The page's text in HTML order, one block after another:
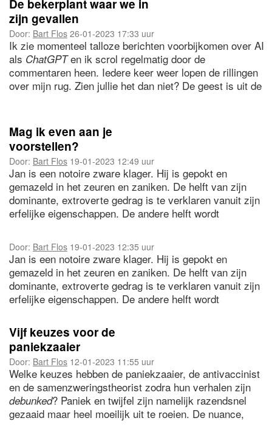
vechten.
De bekerplant waar we in
zijn gevallen
Door: Bart Flos 26-01-2023 17:33 uur
Ik zie momenteel talloze berichten voorbijkomen over AI
als ChatGPTen ik scrol regelmatig door de
commentaren heen. Iedere keer weer lopen de rillingen
over mijn rug. Zien jullie het dan niet? De geest is uit de
initiële gevoelens en gedachten.
Mag ik even aan je
voorstellen?
Door: Bart Flos 19-01-2023 12:49 uur
Jan is een notoire zware klager. Hij is gepokt en
gemazeld in het zeuren en zaniken. De helft van zijn
dominante, extroverte gedrag is te verklaren vanuit zijn
erfelijke eigenschappen. De andere helft wordt
van zichzelf helemaal niet dat-ie klaagt! Ándere mensen
klagen. Dat is de klaagparadox. Zelf vindt hij zich
namelijk een hele peer, een passioneel mens maar hij
maakt zich wél voortdurend zorgen over van alles.
Door: Bart Flos 19-01-2023 12:35 uur
Jan is een notoire zware klager. Hij is gepokt en
gemazeld in het zeuren en zaniken. De helft van zijn
dominante, extroverte gedrag is te verklaren vanuit zijn
erfelijke eigenschappen. De andere helft wordt
van zichzelf helemaal niet dat-ie klaagt! Ándere mensen
klagen. Dat is de klaagparadox. Zelf vindt hij zichzelf
namelijk een hele peer, een passioneel mens maar hij
maakt zich wél voortdurend zorgen over van alles.
Vijf keuzes voor de
paniekzaaier
Door: Bart Flos 12-01-2023 11:55 uur
Welke keuzes hebben de paniekzaaier, de antivaccinist
en de samenzweringstheorist zodra hun verhalen zijn
debunked? Paniek en twijfel zijn namelijk razendsnel
gezaaid maar heel moeilijk uit te roeien. De nuance,